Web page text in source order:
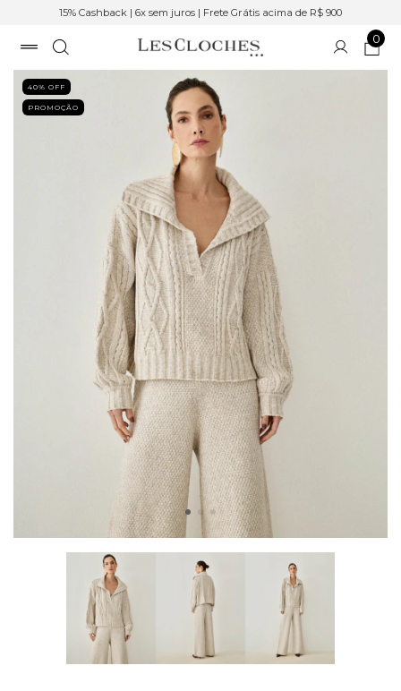
15% Cashback | 6x sem juros | Frete Grátis acima de R$ 900
0
40% OFF
PROMOÇÃO